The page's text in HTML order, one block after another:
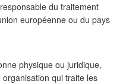
du traitement
européenne ou du pays
physique ou juridique,
qui traite les